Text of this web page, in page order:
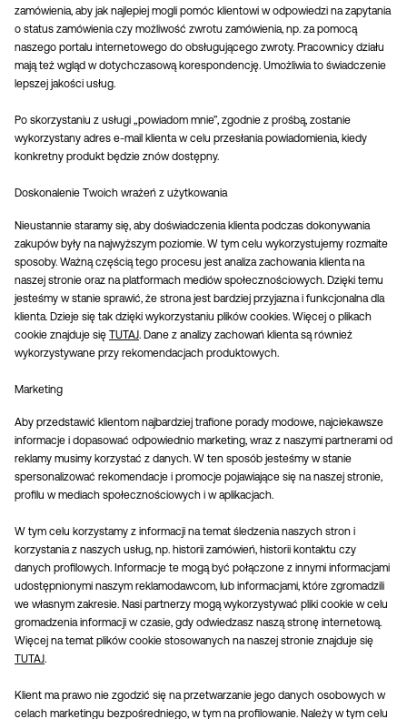
zamówienia, aby jak najlepiej mogli pomóc klientowi w odpowiedzi na zapytania
o status zamówienia czy możliwość zwrotu zamówienia, np. za pomocą
naszego portalu internetowego do obsługującego zwroty. Pracownicy działu
mają też wgląd w dotychczasową korespondencję. Umożliwia to świadczenie
lepszej jakości usług.
Po skorzystaniu z usługi „powiadom mnie”, zgodnie z prośbą, zostanie
wykorzystany adres e-mail klienta w celu przesłania powiadomienia, kiedy
konkretny produkt będzie znów dostępny.
Doskonalenie Twoich wrażeń z użytkowania
Nieustannie staramy się, aby doświadczenia klienta podczas dokonywania
zakupów były na najwyższym poziomie. W tym celu wykorzystujemy rozmaite
sposoby. Ważną częścią tego procesu jest analiza zachowania klienta na
naszej stronie oraz na platformach mediów społecznościowych. Dzięki temu
jesteśmy w stanie sprawić, że strona jest bardziej przyjazna i funkcjonalna dla
klienta. Dzieje się tak dzięki wykorzystaniu plików cookies. Więcej o plikach
cookie znajduje się TUTAJ. Dane z analizy zachowań klienta są również
wykorzystywane przy rekomendacjach produktowych.
Marketing
Aby przedstawić klientom najbardziej trafione porady modowe, najciekawsze
informacje i dopasować odpowiednio marketing, wraz z naszymi partnerami od
reklamy musimy korzystać z danych. W ten sposób jesteśmy w stanie
spersonalizować rekomendacje i promocje pojawiające się na naszej stronie,
profilu w mediach społecznościowych i w aplikacjach.
W tym celu korzystamy z informacji na temat śledzenia naszych stron i
korzystania z naszych usług, np. historii zamówień, historii kontaktu czy
danych profilowych. Informacje te mogą być połączone z innymi informacjami
udostępnionymi naszym reklamodawcom, lub informacjami, które zgromadzili
we własnym zakresie. Nasi partnerzy mogą wykorzystywać pliki cookie w celu
gromadzenia informacji w czasie, gdy odwiedzasz naszą stronę internetową.
Więcej na temat plików cookie stosowanych na naszej stronie znajduje się
TUTAJ.
Klient ma prawo nie zgodzić się na przetwarzanie jego danych osobowych w
celach marketingu bezpośredniego, w tym na profilowanie. Należy w tym celu